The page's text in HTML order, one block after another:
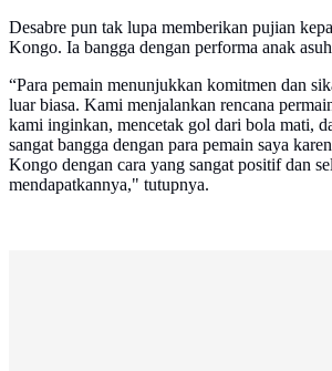
Desabre pun tak lupa memberikan pujian
Kongo. Ia bangga dengan performa anak
“Para pemain menunjukkan komitmen dan
luar biasa. Kami menjalankan rencana
kami inginkan, mencetak gol dari bola mati,
sangat bangga dengan para pemain saya
Kongo dengan cara yang sangat positif dan
mendapatkannya," tutupnya.